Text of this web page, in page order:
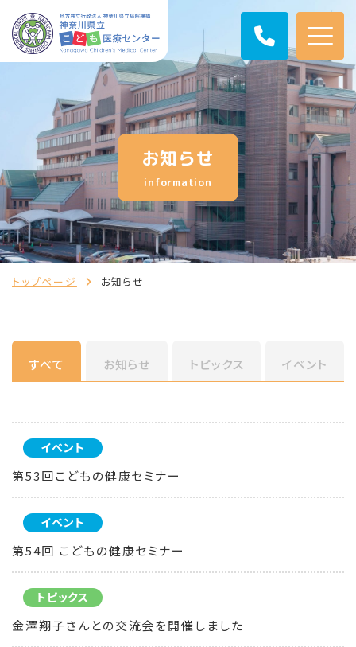
お知らせ
information
トップページ お知らせ
すべて お知らせ トピックス イベント
イベント
第53回こどもの健康セミナー
イベント
第54回 こどもの健康セミナー
トピックス
金澤翔子さんとの交流会を開催しました